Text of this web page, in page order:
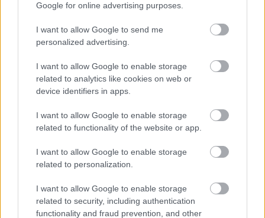
Google for online advertising purposes.
I want to allow Google to send me
personalized advertising.
I want to allow Google to enable storage
related to analytics like cookies on web or
device identifiers in apps.
I want to allow Google to enable storage
related to functionality of the website or app.
I want to allow Google to enable storage
related to personalization.
I want to allow Google to enable storage
related to security, including authentication
functionality and fraud prevention, and other
Krievija atradusi
Zelenska scenārijs sāk
piepildīties
“Cilvēki dzīvo tikai
dzimtcilvēki,” rīdzinieks
galvaspilsētā